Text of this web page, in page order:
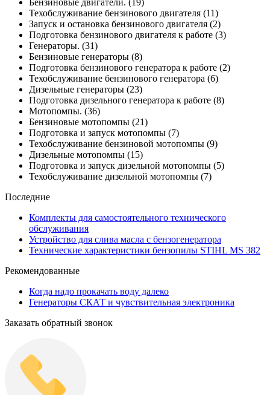
Техобслуживание бензинового двигателя (11)
Запуск и остановка бензинового двигателя (2)
Подготовка бензинового двигателя к работе (3)
Генераторы. (31)
Бензиновые генераторы (8)
Подготовка бензинового генератора к работе (2)
Техобслуживание бензинового генератора (6)
Дизельные генераторы (23)
Подготовка дизельного генератора к работе (8)
Мотопомпы. (36)
Бензиновые мотопомпы (21)
Подготовка и запуск мотопомпы (7)
Техобслуживание бензиновой мотопомпы (9)
Дизельные мотопомпы (15)
Подготовка и запуск дизельной мотопомпы (5)
Техобслуживание дизельной мотопомпы (7)
Последние
Комплекты для самостоятельного технического
обслуживания
Устройство для слива масла с бензогенератора
Технические характеристики бензопилы STIHL MS 382
Рекомендованные
Когда надо прокачать воду далеко
Генераторы СКАТ и чувствительная электроника
Заказать обратный звонок